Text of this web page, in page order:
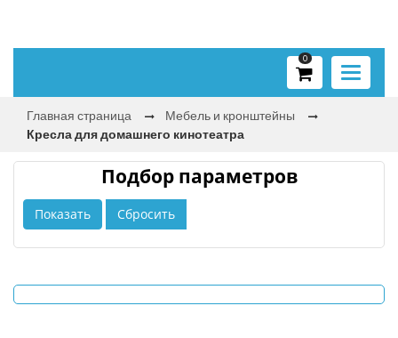
Toggle
0
Главная страница
Мебель и кронштейны
Кресла для домашнего кинотеатра
Подбор параметров